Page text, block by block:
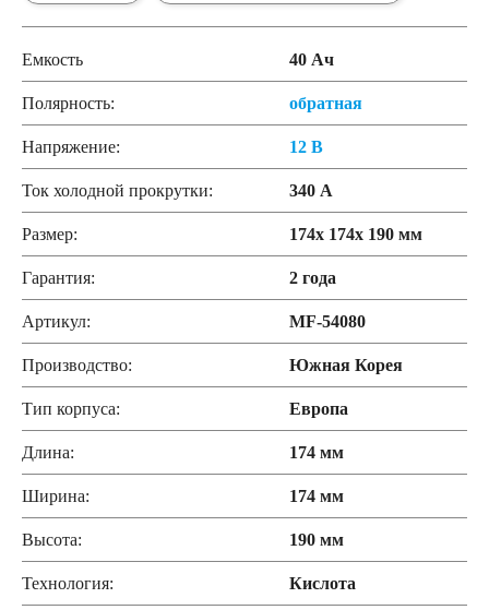
Емкость 40 Ач
Полярность: обратная
Напряжение: 12 В
Ток холодной прокрутки: 340 А
Размер: 174x 174x 190 мм
Гарантия: 2 года
Артикул: MF-54080
Производство: Южная Корея
Тип корпуса: Европа
Длина: 174 мм
Ширина: 174 мм
Высота: 190 мм
Технология: Кислота